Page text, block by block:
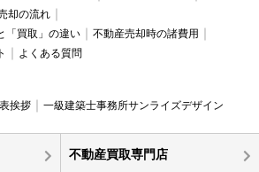
却の流れ
「買取」の違い
不動産売却時の諸費用
よくある質問
挨拶 一級建築士事務所サンライズデザイン
不動産買取専門店